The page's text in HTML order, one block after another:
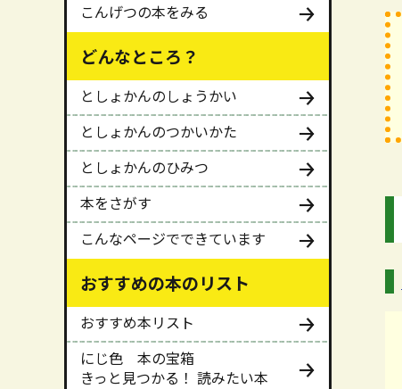
こんげつの本をみる
どんなところ？
としょかんのしょうかい
としょかんのつかいかた
としょかんのひみつ
本をさがす
こんなページでできています
おすすめの本のリスト
おすすめ本リスト
にじ色 本の宝箱
きっと見つかる！ 読みたい本